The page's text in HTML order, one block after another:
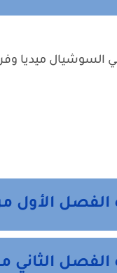
ميديا
الأول
الثاني